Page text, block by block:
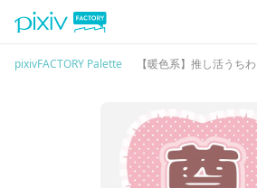
pixivFACTORY Palette 【暖色系】推し活うちわ